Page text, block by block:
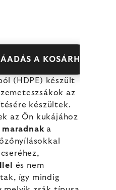
A KOSÁRHOZ
(HDPE) készült
az
készültek.
az Ön kukájához
a
és nem
így mindig